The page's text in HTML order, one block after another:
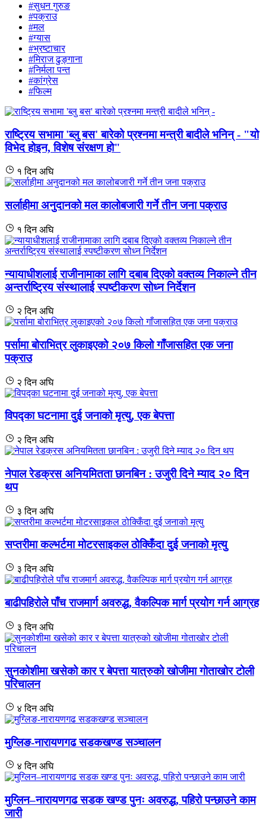
#सुधन गुरुङ
#पक्राउ
#मल
#ग्यास
#भ्रष्टाचार
#मिराज ढुङ्गाना
#निर्मला पन्त
#कांग्रेस
#फिल्म
राष्ट्रिय सभामा 'ब्लु बस' बारेको प्रश्नमा मन्त्री बादीले भनिन् - "यो
विभेद होइन, विशेष संरक्षण हो"
१ दिन अघि
सर्लाहीमा अनुदानको मल कालोबजारी गर्ने तीन जना पक्राउ
१ दिन अघि
न्यायाधीशलाई राजीनामाका लागि दबाब दिएको वक्तव्य निकाल्ने तीन
अन्तर्राष्ट्रिय संस्थालाई स्पष्टीकरण सोध्न निर्देशन
२ दिन अघि
पर्सामा बोराभित्र लुकाइएको २०७ किलो गाँजासहित एक जना
पक्राउ
२ दिन अघि
विपद्का घटनामा दुई जनाको मृत्यु, एक बेपत्ता
२ दिन अघि
नेपाल रेडक्रस अनियमितता छानबिन : उजुरी दिने म्याद २० दिन
थप
३ दिन अघि
सप्तरीमा कल्भर्टमा मोटरसाइकल ठोक्किँदा दुई जनाको मृत्यु
३ दिन अघि
बाढीपहिरोले पाँच राजमार्ग अवरुद्ध, वैकल्पिक मार्ग प्रयोग गर्न आग्रह
३ दिन अघि
सुनकोशीमा खसेको कार र बेपत्ता यात्रुको खोजीमा गोताखोर टोली
परिचालन
४ दिन अघि
मुग्लिङ-नारायणगढ सडकखण्ड सञ्चालन
४ दिन अघि
मुग्लिन–नारायणगढ सडक खण्ड पुनः अवरुद्ध, पहिरो पन्छाउने काम
जारी